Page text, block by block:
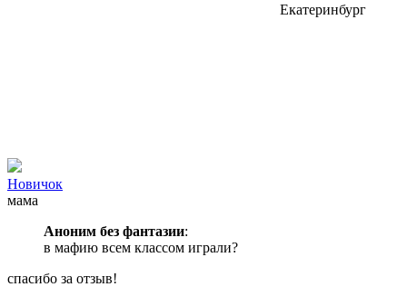
Екатеринбург
Новичок
мама
Аноним без фантазии:
в мафию всем классом играли?
спасибо за отзыв!